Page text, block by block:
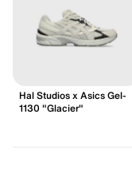
Hal Studios x Asics Gel-
1130 "Glacier"